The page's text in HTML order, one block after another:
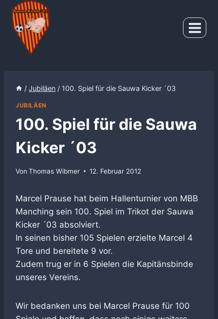
Zum
Inhalt
springen
/ Jubiläen / 100. Spiel für die Sauwa Kicker ´03
JUBILÄEN
100. Spiel für die Sauwa
Kicker ´03
Von Thomas Wibmer 12. Februar 2012
Marcel Prause hat beim Hallenturnier von MBB
Manching sein 100. Spiel im Trikot der Sauwa
Kicker ´03 absolviert.
In seinen bisher 105 Spielen erzielte Marcel 4
Tore und bereitete 9 vor.
Zudem trug er in 6 Spielen die Kapitänsbinde
unseres Vereins.
Wir bedanken uns bei Marcel Prause für 100